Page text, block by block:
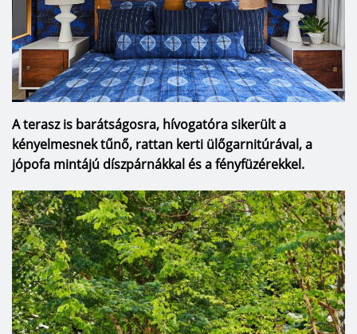
A terasz is barátságosra, hívogatóra sikerült a
kényelmesnek tűnő, rattan kerti ülőgarnitúrával, a
jópofa mintájú díszpárnákkal és a fényfüzérekkel.